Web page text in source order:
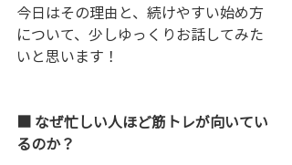
今日はその理由と、続けやすい始め方
について、少しゆっくりお話してみた
いと思います！
■ なぜ忙しい人ほど筋トレが向いてい
るのか？